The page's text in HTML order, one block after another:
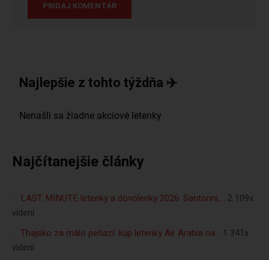
Najlepšie z tohto týždňa ✈️
Najčítanejšie články
LAST MINUTE letenky a dovolenky 2026: Santorini,… 2 109x
videní
Thajsko za málo peňazí: kúp letenky Air Arabia na… 1 341x
videní